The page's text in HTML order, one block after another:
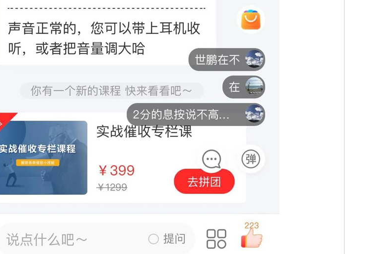
顺利完成
施压方法与技巧”培训圆满完成
顺利完成
施压方式与技巧”专题培训圆满成功
顺利完成
顺利完成
完成
完成
完成
完成
成